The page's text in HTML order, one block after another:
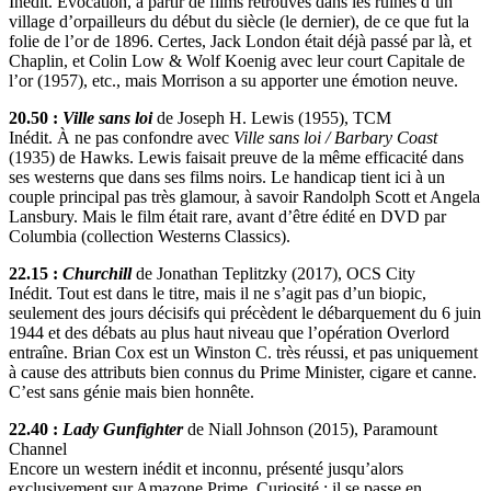
village d’orpailleurs du début du siècle (le dernier), de ce que fut la
folie de l’or de 1896. Certes, Jack London était déjà passé par là, et
Chaplin, et Colin Low & Wolf Koenig avec leur court Capitale de
l’or (1957), etc., mais Morrison a su apporter une émotion neuve.
20.50 : Ville sans loi de Joseph H. Lewis (1955), TCM
Inédit. À ne pas confondre avec Ville sans loi / Barbary Coast
(1935) de Hawks. Lewis faisait preuve de la même efficacité dans
ses westerns que dans ses films noirs. Le handicap tient ici à un
couple principal pas très glamour, à savoir Randolph Scott et Angela
Lansbury. Mais le film était rare, avant d’être édité en DVD par
Columbia (collection Westerns Classics).
22.15 : Churchill de Jonathan Teplitzky (2017), OCS City
Inédit. Tout est dans le titre, mais il ne s’agit pas d’un biopic,
seulement des jours décisifs qui précèdent le débarquement du 6 juin
1944 et des débats au plus haut niveau que l’opération Overlord
entraîne. Brian Cox est un Winston C. très réussi, et pas uniquement
à cause des attributs bien connus du Prime Minister, cigare et canne.
C’est sans génie mais bien honnête.
22.40 : Lady Gunfighter de Niall Johnson (2015), Paramount
Channel
Encore un western inédit et inconnu, présenté jusqu’alors